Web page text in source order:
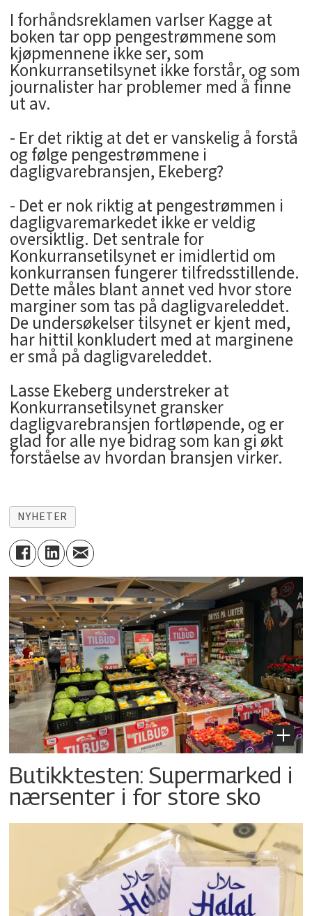
I forhåndsreklamen varlser Kagge at
boken tar opp pengestrømmene som
kjøpmennene ikke ser, som
Konkurransetilsynet ikke forstår, og som
journalister har problemer med å finne
ut av.
- Er det riktig at det er vanskelig å forstå
og følge pengestrømmene i
dagligvarebransjen, Ekeberg?
- Det er nok riktig at pengestrømmen i
dagligvaremarkedet ikke er veldig
oversiktlig. Det sentrale for
Konkurransetilsynet er imidlertid om
konkurransen fungerer tilfredsstillende.
Dette måles blant annet ved hvor store
marginer som tas på dagligvareleddet.
De undersøkelser tilsynet er kjent med,
har hittil konkludert med at marginene
er små på dagligvareleddet.
Lasse Ekeberg understreker at
Konkurransetilsynet gransker
dagligvarebransjen fortløpende, og er
glad for alle nye bidrag som kan gi økt
forståelse av hvordan bransjen virker.
NYHETER
Butikktesten: Supermarked i
nærsenter i for store sko